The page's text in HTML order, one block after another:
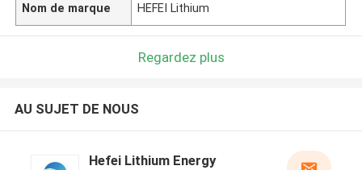
Nom de marque HEFEI Lithium
Regardez plus
AU SUJET DE NOUS
Hefei Lithium Energy